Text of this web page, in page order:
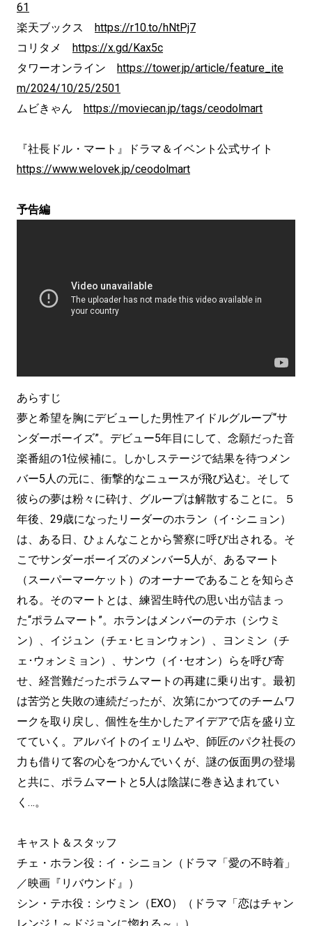
61
楽天ブックス https://r10.to/hNtPj7
コリタメ https://x.gd/Kax5c
タワーオンライン https://tower.jp/article/feature_ite
m/2024/10/25/2501
ムビきゃん https://moviecan.jp/tags/ceodolmart
『社長ドル・マート』ドラマ＆イベント公式サイト
https://www.welovek.jp/ceodolmart
予告編
あらすじ
夢と希望を胸にデビューした男性アイドルグループ“サ
ンダーボーイズ”。デビュー5年目にして、念願だった音
楽番組の1位候補に。しかしステージで結果を待つメン
バー5人の元に、衝撃的なニュースが飛び込む。そして
彼らの夢は粉々に砕け、グループは解散することに。５
年後、29歳になったリーダーのホラン（イ･シニョン）
は、ある日、ひょんなことから警察に呼び出される。そ
こでサンダーボーイズのメンバー5人が、あるマート
（スーパーマーケット）のオーナーであることを知らさ
れる。そのマートとは、練習生時代の思い出が詰まっ
た“ポラムマート”。ホランはメンバーのテホ（シウミ
ン）、イジュン（チェ･ヒョンウォン）、ヨンミン（チ
ェ･ウォンミョン）、サンウ（イ･セオン）らを呼び寄
せ、経営難だったポラムマートの再建に乗り出す。最初
は苦労と失敗の連続だったが、次第にかつてのチームワ
ークを取り戻し、個性を生かしたアイデアで店を盛り立
てていく。アルバイトのイェリムや、師匠のパク社長の
力も借りて客の心をつかんでいくが、謎の仮面男の登場
と共に、ポラムマートと5人は陰謀に巻き込まれてい
く…。
キャスト＆スタッフ
チェ・ホラン役：イ・シニョン（ドラマ「愛の不時着」
／映画『リバウンド』）
シン・テホ役：シウミン（EXO）（ドラマ「恋はチャン